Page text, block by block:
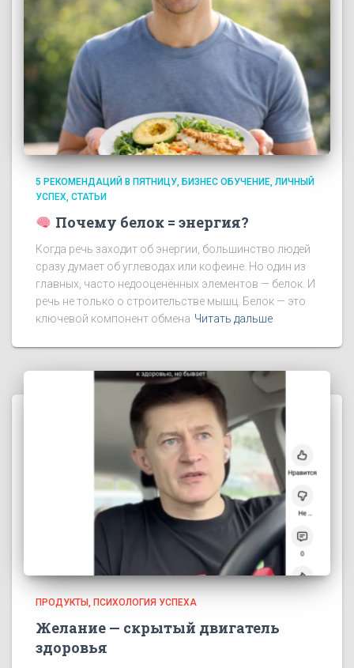
5 РЕКОМЕНДАЦИЙ В ПЯТНИЦУ БИЗНЕС ОБУЧЕНИЕ ЛИЧНЫЙ
УСПЕХ СТАТЬИ
Почему белок = энергия?
Когда речь заходит об энергии, большинство людей
сразу думает об углеводах или кофеине. Но один из
главных, часто недооценённых элементов — белок. И
речь не только о строительстве мышц. Белок — это
ключевой компонент обмена Читать дальше
ПРОДУКТЫ ПСИХОЛОГИЯ УСПЕХА
Желание — скрытый двигатель
здоровья